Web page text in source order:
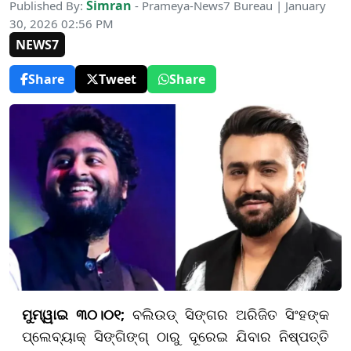
Published By: Simran - Prameya-News7 Bureau | January
30, 2026 02:56 PM
NEWS7
Share
Tweet Share
ମୁମ୍ୱାଇ ୩୦।୦୧;ବଲିଉଡ୍ ସିଙ୍ଗର ଅରିଜିତ ସିଂହଙ୍କ
ପ୍ଲେବ୍ୟାକ୍ ସିଙ୍ଗିଙ୍ଗ୍ ଠାରୁ ଦୂରେଇ ଯିବାର ନିଷ୍ପତ୍ତି